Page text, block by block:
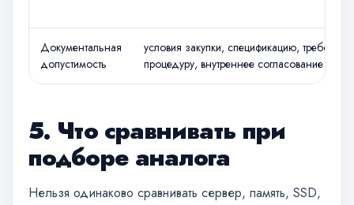
Документальная
допустимость
условия закупки, спецификацию,
процедуру, внутреннее согласование
5. Что сравнивать при
подборе аналога
Нельзя одинаково сравнивать сервер, память, SSD,